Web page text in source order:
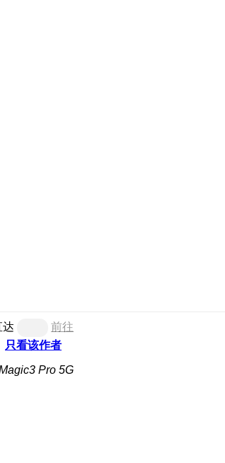
达
前往
只看该作者
Pro 5G